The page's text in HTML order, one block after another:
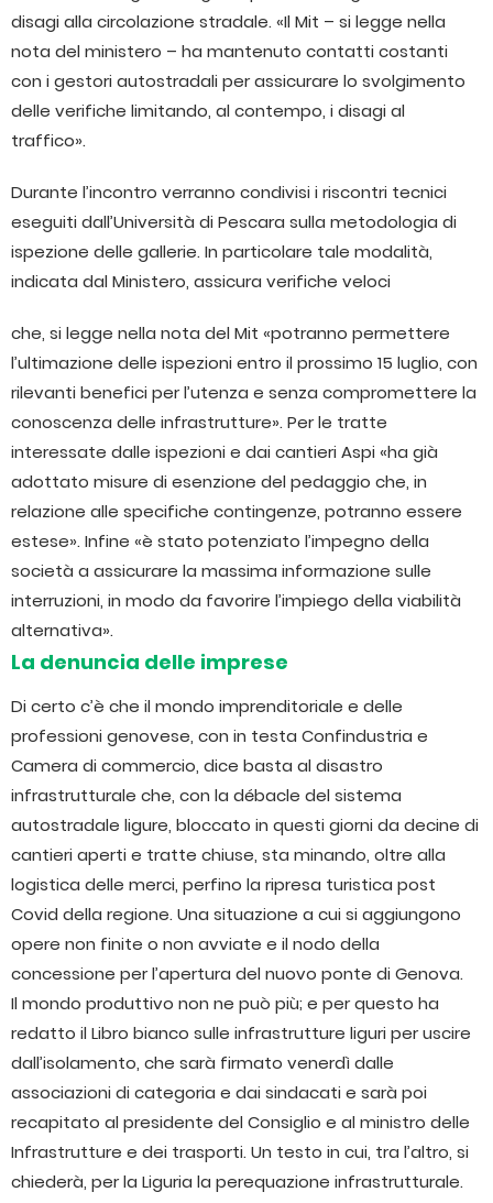
disagi alla circolazione stradale. «Il Mit – si legge nella
nota del ministero – ha mantenuto contatti costanti
con i gestori autostradali per assicurare lo svolgimento
delle verifiche limitando, al contempo, i disagi al
traffico».
Durante l’incontro verranno condivisi i riscontri tecnici
eseguiti dall’Università di Pescara sulla metodologia di
ispezione delle gallerie. In particolare tale modalità,
indicata dal Ministero, assicura verifiche veloci
che, si legge nella nota del Mit «potranno permettere
l’ultimazione delle ispezioni entro il prossimo 15 luglio, con
rilevanti benefici per l’utenza e senza compromettere la
conoscenza delle infrastrutture». Per le tratte
interessate dalle ispezioni e dai cantieri Aspi «ha già
adottato misure di esenzione del pedaggio che, in
relazione alle specifiche contingenze, potranno essere
estese». Infine «è stato potenziato l’impegno della
società a assicurare la massima informazione sulle
interruzioni, in modo da favorire l’impiego della viabilità
alternativa».
La denuncia delle imprese
Di certo c’è che il mondo imprenditoriale e delle
professioni genovese, con in testa Confindustria e
Camera di commercio, dice basta al disastro
infrastrutturale che, con la débacle del sistema
autostradale ligure, bloccato in questi giorni da decine di
cantieri aperti e tratte chiuse, sta minando, oltre alla
logistica delle merci, perfino la ripresa turistica post
Covid della regione. Una situazione a cui si aggiungono
opere non finite o non avviate e il nodo della
concessione per l’apertura del nuovo ponte di Genova.
Il mondo produttivo non ne può più; e per questo ha
redatto il Libro bianco sulle infrastrutture liguri per uscire
dall’isolamento, che sarà firmato venerdì dalle
associazioni di categoria e dai sindacati e sarà poi
recapitato al presidente del Consiglio e al ministro delle
Infrastrutture e dei trasporti. Un testo in cui, tra l’altro, si
chiederà, per la Liguria la perequazione infrastrutturale.